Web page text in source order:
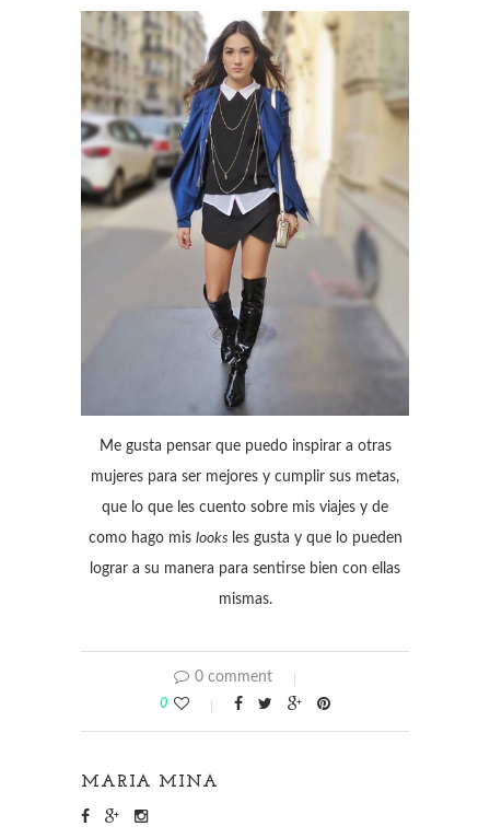
Me gusta pensar que puedo inspirar a otras
mujeres para ser mejores y cumplir sus metas,
que lo que les cuento sobre mis viajes y de
como hago mis looks les gusta y que lo pueden
lograr a su manera para sentirse bien con ellas
mismas.
0 comment
0
MARIA MINA